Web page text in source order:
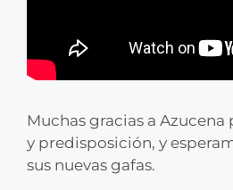
Muchas gracias a
y predisposición, y
sus nuevas gafas.